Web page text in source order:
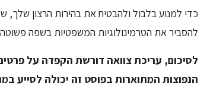
כדי למנוע בלבול ולהבטיח את בהירות הרצון שלך,
להסביר את הטרמינולוגיות המשפטיות בשפה
לסיכום, עריכת צוואה דורשת הקפדה על
הנפוצות המתוארות בפוסט זה יכולה לסייע